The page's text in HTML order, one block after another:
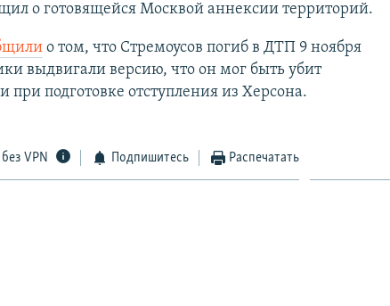
о готовящейся Москвой аннексии территорий.
о том, что Стремоусов погиб в ДТП 9 ноября
выдвигали версию, что он мог быть убит
подготовке отступления из Херсона.
VPN Подпишитесь Распечатать